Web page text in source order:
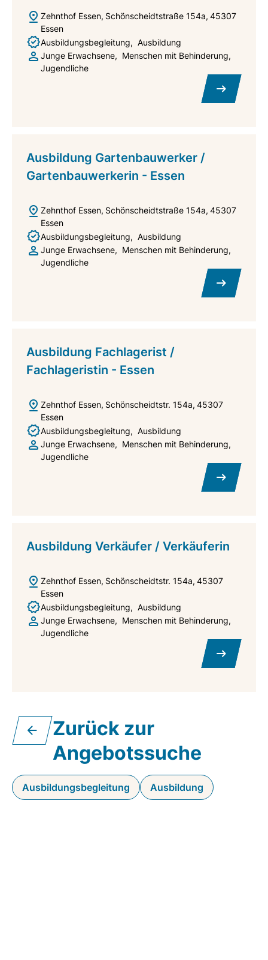
Zehnthof Essen Schönscheidtstraße 154a 45307
Essen
Ausbildungsbegleitung
Ausbildung
Junge Erwachsene
Menschen mit Behinderung
Jugendliche
Ausbildung Gartenbauwerker /
Gartenbauwerkerin - Essen
Zehnthof Essen Schönscheidtstraße 154a 45307
Essen
Ausbildungsbegleitung
Ausbildung
Junge Erwachsene
Menschen mit Behinderung
Jugendliche
Ausbildung Fachlagerist /
Fachlageristin - Essen
Zehnthof Essen Schönscheidtstr. 154a 45307
Essen
Ausbildungsbegleitung
Ausbildung
Junge Erwachsene
Menschen mit Behinderung
Jugendliche
Ausbildung Verkäufer / Verkäuferin
Zehnthof Essen Schönscheidtstr. 154a 45307
Essen
Ausbildungsbegleitung
Ausbildung
Junge Erwachsene
Menschen mit Behinderung
Jugendliche
Zurück zur
Angebotssuche
Ausbildungsbegleitung Ausbildung